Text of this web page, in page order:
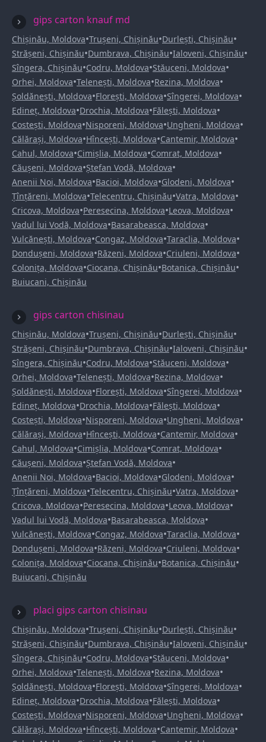
gips carton knauf md
Chișinău, Moldova•Trușeni, Chișinău•Durlești, Chișinău•
Strășeni, Chișinău•Dumbrava, Chișinău•Ialoveni, Chișinău•
Sîngera, Chișinău•Codru, Moldova•Stăuceni, Moldova•
Orhei, Moldova•Telenești, Moldova•Rezina, Moldova•
Șoldănești, Moldova•Florești, Moldova•Sîngerei, Moldova•
Edineț, Moldova•Drochia, Moldova•Fălești, Moldova•
Costești, Moldova•Nisporeni, Moldova•Ungheni, Moldova•
Călărași, Moldova•Hîncești, Moldova•Cantemir, Moldova•
Cahul, Moldova•Cimișlia, Moldova•Comrat, Moldova•
Căușeni, Moldova•Ștefan Vodă, Moldova•
Anenii Noi, Moldova•Bacioi, Moldova•Glodeni, Moldova•
Țînțăreni, Moldova•Telecentru, Chișinău•Vatra, Moldova•
Cricova, Moldova•Peresecina, Moldova•Leova, Moldova•
Vadul lui Vodă, Moldova•Basarabeasca, Moldova•
Vulcănești, Moldova•Congaz, Moldova•Taraclia, Moldova•
Dondușeni, Moldova•Răzeni, Moldova•Criuleni, Moldova•
Colonița, Moldova•Ciocana, Chișinău•Botanica, Chișinău•
Buiucani, Chișinău
gips carton chisinau
Chișinău, Moldova•Trușeni, Chișinău•Durlești, Chișinău•
Strășeni, Chișinău•Dumbrava, Chișinău•Ialoveni, Chișinău•
Sîngera, Chișinău•Codru, Moldova•Stăuceni, Moldova•
Orhei, Moldova•Telenești, Moldova•Rezina, Moldova•
Șoldănești, Moldova•Florești, Moldova•Sîngerei, Moldova•
Edineț, Moldova•Drochia, Moldova•Fălești, Moldova•
Costești, Moldova•Nisporeni, Moldova•Ungheni, Moldova•
Călărași, Moldova•Hîncești, Moldova•Cantemir, Moldova•
Cahul, Moldova•Cimișlia, Moldova•Comrat, Moldova•
Căușeni, Moldova•Ștefan Vodă, Moldova•
Anenii Noi, Moldova•Bacioi, Moldova•Glodeni, Moldova•
Țînțăreni, Moldova•Telecentru, Chișinău•Vatra, Moldova•
Cricova, Moldova•Peresecina, Moldova•Leova, Moldova•
Vadul lui Vodă, Moldova•Basarabeasca, Moldova•
Vulcănești, Moldova•Congaz, Moldova•Taraclia, Moldova•
Dondușeni, Moldova•Răzeni, Moldova•Criuleni, Moldova•
Colonița, Moldova•Ciocana, Chișinău•Botanica, Chișinău•
Buiucani, Chișinău
placi gips carton chisinau
Chișinău, Moldova•Trușeni, Chișinău•Durlești, Chișinău•
Strășeni, Chișinău•Dumbrava, Chișinău•Ialoveni, Chișinău•
Sîngera, Chișinău•Codru, Moldova•Stăuceni, Moldova•
Orhei, Moldova•Telenești, Moldova•Rezina, Moldova•
Șoldănești, Moldova•Florești, Moldova•Sîngerei, Moldova•
Edineț, Moldova•Drochia, Moldova•Fălești, Moldova•
Costești, Moldova•Nisporeni, Moldova•Ungheni, Moldova•
Călărași, Moldova•Hîncești, Moldova•Cantemir, Moldova•